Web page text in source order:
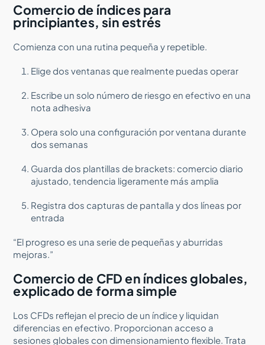
Comercio de índices para
principiantes, sin estrés
Comienza con una rutina pequeña y repetible.
Elige dos ventanas que realmente puedas operar
Escribe un solo número de riesgo en efectivo en una
nota adhesiva
Opera solo una configuración por ventana durante
dos semanas
Guarda dos plantillas de brackets: comercio diario
ajustado, tendencia ligeramente más amplia
Registra dos capturas de pantalla y dos líneas por
entrada
“El progreso es una serie de pequeñas y aburridas
mejoras.”
Comercio de CFD en índices globales,
explicado de forma simple
Los CFDs reflejan el precio de un índice y liquidan
diferencias en efectivo. Proporcionan acceso a
sesiones globales con dimensionamiento flexible. Trata